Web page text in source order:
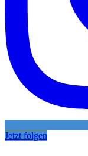
Jetzt folgen